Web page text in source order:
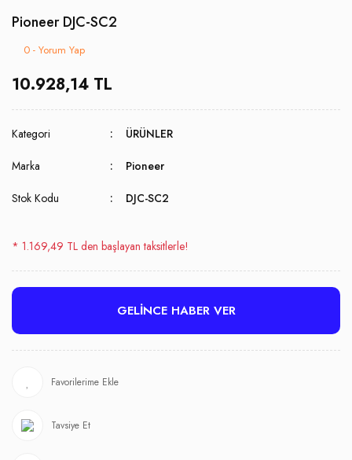
Pioneer DJC-SC2
0 - Yorum Yap
10.928,14 TL
Kategori ÜRÜNLER
Marka Pioneer
Stok Kodu DJC-SC2
* 1.169,49 TL den başlayan taksitlerle!
GELİNCE HABER VER
Tavsiye Et